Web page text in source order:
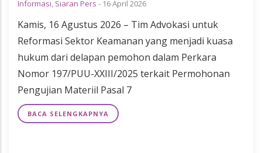
Informasi, Siaran Pers - 16 April 2026
Kamis, 16 Agustus 2026 – Tim Advokasi untuk
Reformasi Sektor Keamanan yang menjadi kuasa
hukum dari delapan pemohon dalam Perkara
Nomor 197/PUU-XXIII/2025 terkait Permohonan
Pengujian Materiil Pasal 7
BACA SELENGKAPNYA